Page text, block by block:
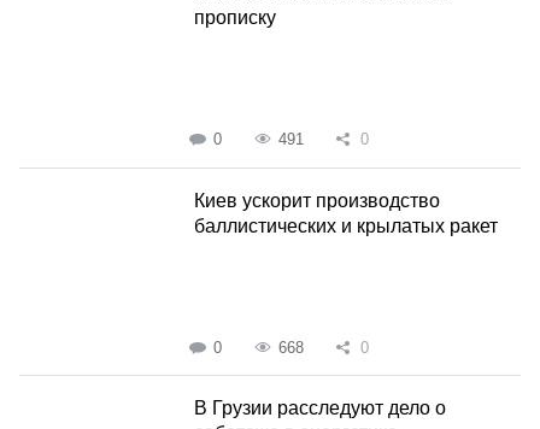
прописку
0 491 0
Киев ускорит производство
баллистических и крылатых ракет
0 668 0
В Грузии расследуют дело о